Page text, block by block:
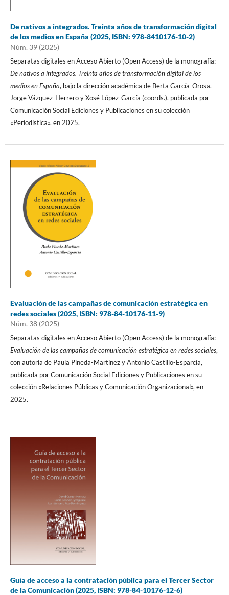
De nativos a integrados. Treinta años de transformación digital
de los medios en España (2025, ISBN: 978-8410176-10-2)
Núm. 39 (2025)
Separatas digitales en Acceso Abierto (Open Access) de la monografía:
De nativos a integrados. Treinta años de transformación digital de los
medios en España, bajo la dirección académica de Berta García-Orosa,
Jorge Vázquez-Herrero y Xosé López-García (coords.), publicada por
Comunicación Social Ediciones y Publicaciones en su colección
«Periodística», en 2025.
Evaluación de las campañas de comunicación estratégica en
redes sociales (2025, ISBN: 978-84-10176-11-9)
Núm. 38 (2025)
Separatas digitales en Acceso Abierto (Open Access) de la monografía:
Evaluación de las campañas de comunicación estratégica en redes sociales,
con autoría de Paula Pineda-Martínez y Antonio Castillo-Esparcia,
publicada por Comunicación Social Ediciones y Publicaciones en su
colección «Relaciones Públicas y Comunicación Organizacional», en
2025.
Guía de acceso a la contratación pública para el Tercer Sector
de la Comunicación (2025, ISBN: 978-84-10176-12-6)